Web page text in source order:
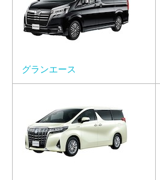
グランエース